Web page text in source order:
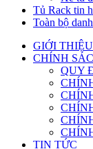
Tủ Rack tin
Toàn bộ
GIỚI THIỆU
CHÍNH
QUY
TIN TỨC